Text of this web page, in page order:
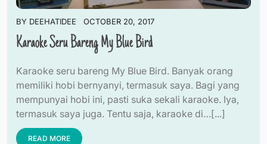
BY DEEHATIDEE OCTOBER 20, 2017
Karaoke Seru Bareng My Blue Bird
Karaoke seru bareng My Blue Bird. Banyak orang
memiliki hobi bernyanyi, termasuk saya. Bagi yang
mempunyai hobi ini, pasti suka sekali karaoke. Iya,
termasuk saya juga. Tentu saja, karaoke di…[...]
READ MORE